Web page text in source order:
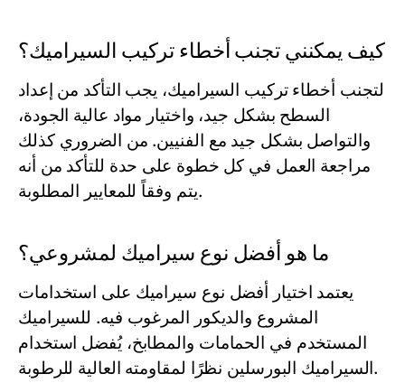
كيف يمكنني تجنب أخطاء تركيب السيراميك؟
لتجنب أخطاء تركيب السيراميك، يجب التأكد من إعداد
السطح بشكل جيد، واختيار مواد عالية الجودة،
والتواصل بشكل جيد مع الفنيين. من الضروري كذلك
مراجعة العمل في كل خطوة على حدة للتأكد من أنه
يتم وفقاً للمعايير المطلوبة.
ما هو أفضل نوع سيراميك لمشروعي؟
يعتمد اختيار أفضل نوع سيراميك على استخدامات
المشروع والديكور المرغوب فيه. للسيراميك
المستخدم في الحمامات والمطابخ، يُفضل استخدام
السيراميك البورسلين نظرًا لمقاومته العالية للرطوبة.